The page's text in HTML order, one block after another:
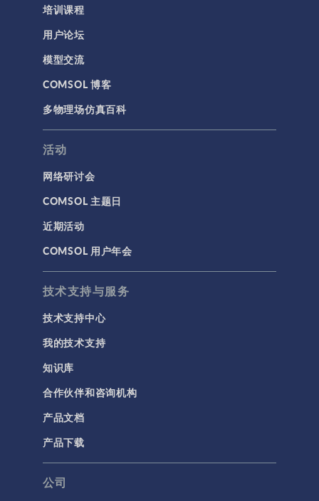
培训课程
用户论坛
模型交流
COMSOL 博客
多物理场仿真百科
活动
网络研讨会
COMSOL 主题日
近期活动
COMSOL 用户年会
技术支持与服务
技术支持中心
我的技术支持
知识库
合作伙伴和咨询机构
产品文档
产品下载
公司